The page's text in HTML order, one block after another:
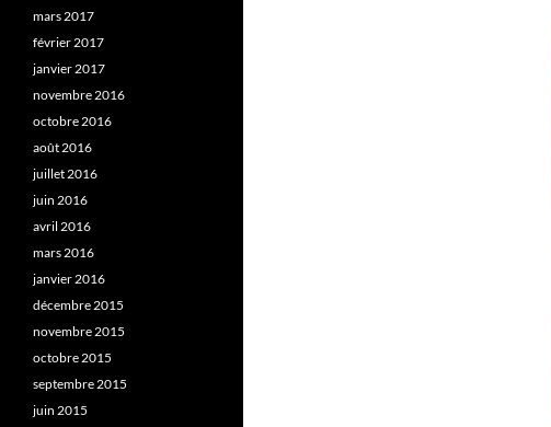
mars 2017
février 2017
janvier 2017
novembre 2016
octobre 2016
août 2016
juillet 2016
juin 2016
avril 2016
mars 2016
janvier 2016
décembre 2015
novembre 2015
octobre 2015
septembre 2015
juin 2015